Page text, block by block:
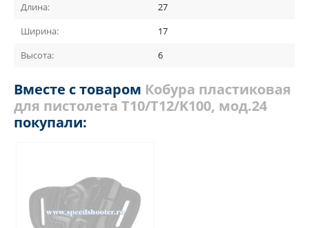
Длина:
27
Ширина:
17
Высота:
6
Вместе с товаром Кобура пластиковая
для пистолета Т10/Т12/K100, мод.24
покупали: